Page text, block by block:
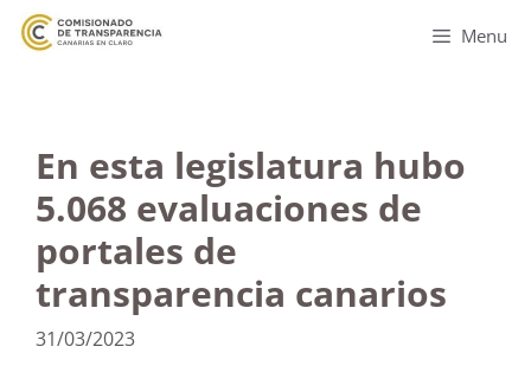
Menu
En esta legislatura hubo
5.068 evaluaciones de
portales de
transparencia canarios
31/03/2023